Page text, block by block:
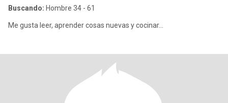
Buscando: Hombre 34 - 61
Me gusta leer, aprender cosas nuevas y cocinar...